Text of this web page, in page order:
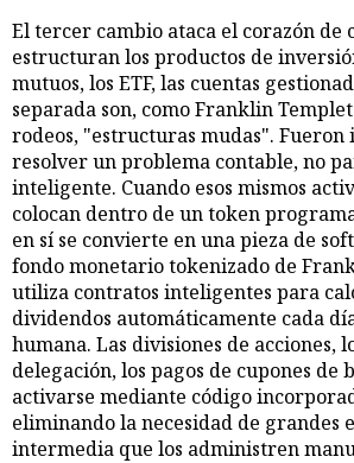
El tercer cambio ataca el corazón de
estructuran los productos de
mutuos, los ETF, las cuentas
separada son, como Franklin
rodeos, "estructuras mudas". Fueron
resolver un problema contable, no
inteligente. Cuando esos mismos
colocan dentro de un token
en sí se convierte en una pieza de
fondo monetario tokenizado de
utiliza contratos inteligentes para
dividendos automáticamente cada
humana. Las divisiones de acciones,
delegación, los pagos de cupones de
activarse mediante código
eliminando la necesidad de grandes
intermedia que los administren